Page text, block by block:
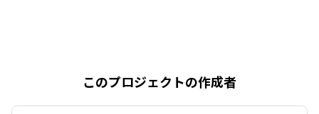
このプロジェクトの作成者